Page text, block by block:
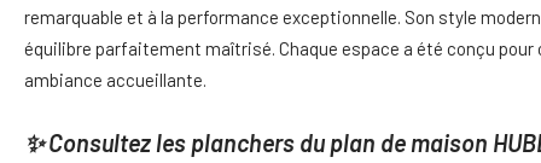
remarquable et à la performance exceptionnelle. Son style
équilibre parfaitement maîtrisé. Chaque espace a été conçu
ambiance accueillante.
✨Consultez les planchers du plan de maison